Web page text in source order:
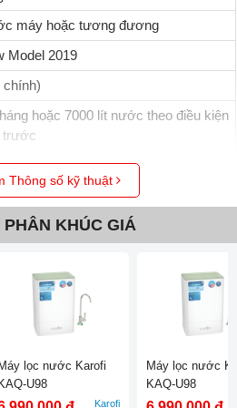
thường và Ion canxi tinh thể
dạng cấu trúc canxi thanh mảnh
máy hoặc tương đương
Model 2019
chính)
hoặc 7000 lít nước theo điều kiện
trước
đa) 180l/ giờ
380х310х140
khẩu nguyên chiếc LB Nga
Thông số kỹ thuật
KHÚC GIÁ
lọc nước Karofi
U98
Karofi
Máy lọc nước
KAQ-U98